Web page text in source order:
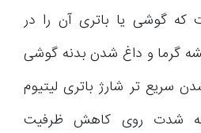
که گوشی یا باتری آن را در
گرما و داغ شدن بدنه گوشی
سریع تر شارژ باتری لیتیوم
به شدت روی کاهش ظرفیت